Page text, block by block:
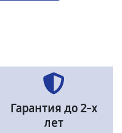
Гарантия до 2-х
лет